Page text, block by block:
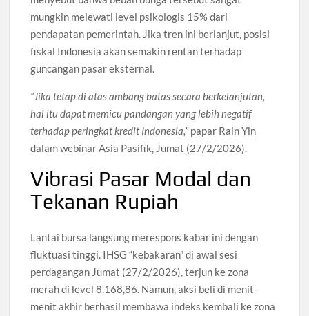
mungkin melewati level psikologis 15% dari
pendapatan pemerintah. Jika tren ini berlanjut, posisi
fiskal Indonesia akan semakin rentan terhadap
guncangan pasar eksternal.
“Jika tetap di atas ambang batas secara berkelanjutan,
hal itu dapat memicu pandangan yang lebih negatif
terhadap peringkat kredit Indonesia,” papar Rain Yin
dalam webinar Asia Pasifik, Jumat (27/2/2026).
Vibrasi Pasar Modal dan
Tekanan Rupiah
Lantai bursa langsung merespons kabar ini dengan
fluktuasi tinggi. IHSG “kebakaran” di awal sesi
perdagangan Jumat (27/2/2026), terjun ke zona
merah di level 8.168,86. Namun, aksi beli di menit-
menit akhir berhasil membawa indeks kembali ke zona